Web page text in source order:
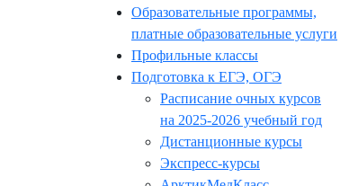
Образовательные программы,
платные образовательные услуги
Профильные классы
Подготовка к ЕГЭ, ОГЭ
Расписание очных курсов
на 2025-2026 учебный год
Дистанционные курсы
Экспресс-курсы